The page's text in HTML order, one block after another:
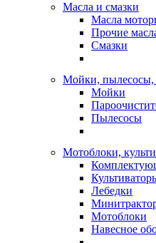
Масла и смазки
Масла
Прочие
Смазки
Мойки, пылесосы,
Мойки
Пылесосы
Мотоблоки,
Лебедки
Мотоблоки
Навесное